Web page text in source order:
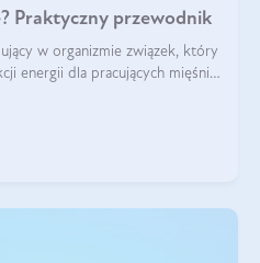
Praktyczny przewodnik
w organizmie związek, który
energii dla pracujących mięśni.